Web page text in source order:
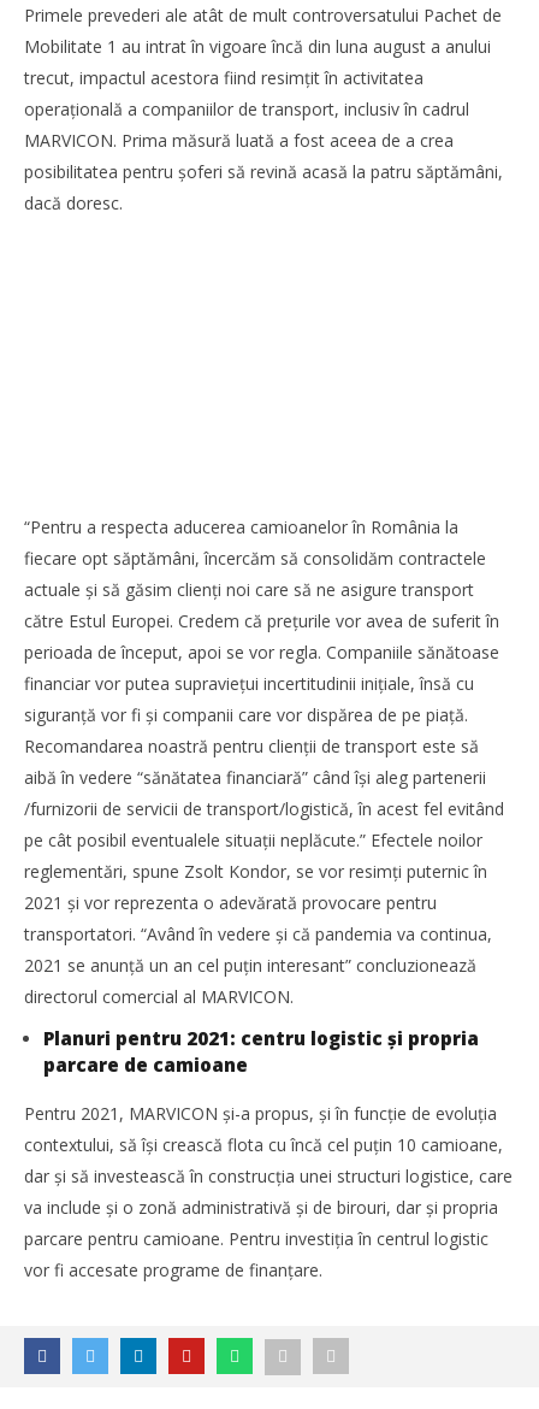
Primele prevederi ale atât de mult controversatului Pachet de
Mobilitate 1 au intrat în vigoare încă din luna august a anului
trecut, impactul acestora fiind resimţit în activitatea
operaţională a companiilor de transport, inclusiv în cadrul
MARVICON. Prima măsură luată a fost aceea de a crea
posibilitatea pentru șoferi să revină acasă la patru săptămâni,
dacă doresc.
“Pentru a respecta aducerea camioanelor în România la
fiecare opt săptămâni, încercăm să consolidăm contractele
actuale și să găsim clienţi noi care să ne asigure transport
către Estul Europei. Credem că preţurile vor avea de suferit în
perioada de început, apoi se vor regla. Companiile sănătoase
financiar vor putea supravieţui incertitudinii iniţiale, însă cu
siguranţă vor fi și companii care vor dispărea de pe piaţă.
Recomandarea noastră pentru clienţii de transport este să
aibă în vedere “sănătatea financiară” când își aleg partenerii
/furnizorii de servicii de transport/logistică, în acest fel evitând
pe cât posibil eventualele situaţii neplăcute.” Efectele noilor
reglementări, spune Zsolt Kondor, se vor resimţi puternic în
2021 și vor reprezenta o adevărată provocare pentru
transportatori. “Având în vedere și că pandemia va continua,
2021 se anunţă un an cel puţin interesant” concluzionează
directorul comercial al MARVICON.
Planuri pentru 2021: centru logistic și propria
parcare de camioane
Pentru 2021, MARVICON și-a propus, și în funcţie de evoluţia
contextului, să își crească flota cu încă cel puţin 10 camioane,
dar și să investească în construcţia unei structuri logistice, care
va include și o zonă administrativă și de birouri, dar și propria
parcare pentru camioane. Pentru investiţia în centrul logistic
vor fi accesate programe de finanţare.